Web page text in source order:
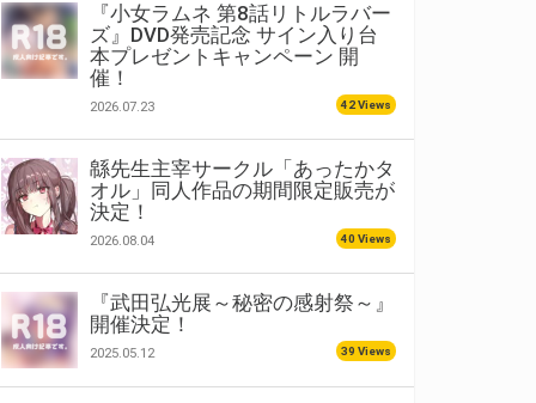
『小女ラムネ 第8話リトルラバー
ズ』DVD発売記念 サイン入り台
本プレゼントキャンペーン 開
催！
2026.07.23 42 Views
緜先生主宰サークル「あったかタ
オル」同人作品の期間限定販売が
決定！
2026.08.04 40 Views
『武田弘光展～秘密の感射祭～』
開催決定！
2025.05.12 39 Views